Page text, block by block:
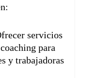
servicios
para
y trabajadoras